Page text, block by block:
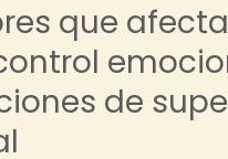
que
de